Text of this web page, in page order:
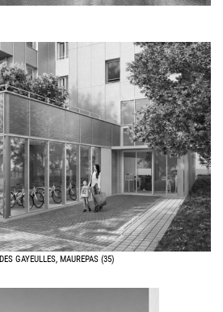
GAYEULLES, MAUREPAS (35)